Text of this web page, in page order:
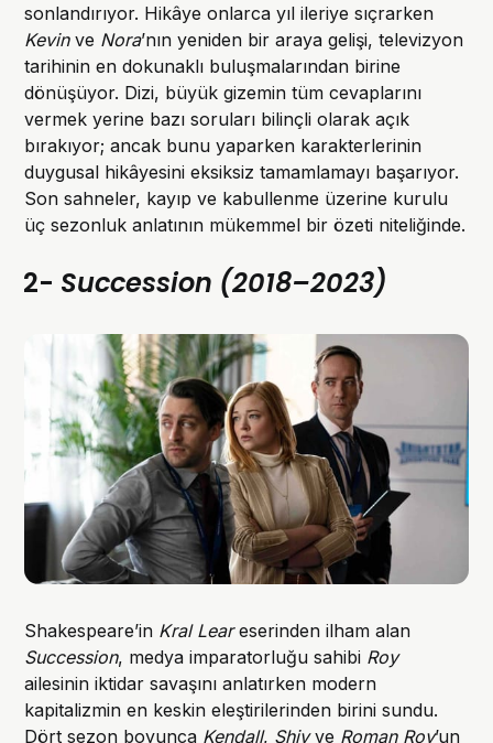
sonlandırıyor. Hikâye onlarca yıl ileriye sıçrarken
Kevinve Nora’nın yeniden bir araya gelişi, televizyon
tarihinin en dokunaklı buluşmalarından birine
dönüşüyor. Dizi, büyük gizemin tüm cevaplarını
vermek yerine bazı soruları bilinçli olarak açık
bırakıyor; ancak bunu yaparken karakterlerinin
duygusal hikâyesini eksiksiz tamamlamayı başarıyor.
Son sahneler, kayıp ve kabullenme üzerine kurulu
üç sezonluk anlatının mükemmel bir özeti niteliğinde.
2- Succession (2018–2023)
Shakespeare’in Kral Leareserinden ilham alan
Succession, medya imparatorluğu sahibi Roy
ailesinin iktidar savaşını anlatırken modern
kapitalizmin en keskin eleştirilerinden birini sundu.
Dört sezon boyunca Kendall, Shivve Roman Roy’un